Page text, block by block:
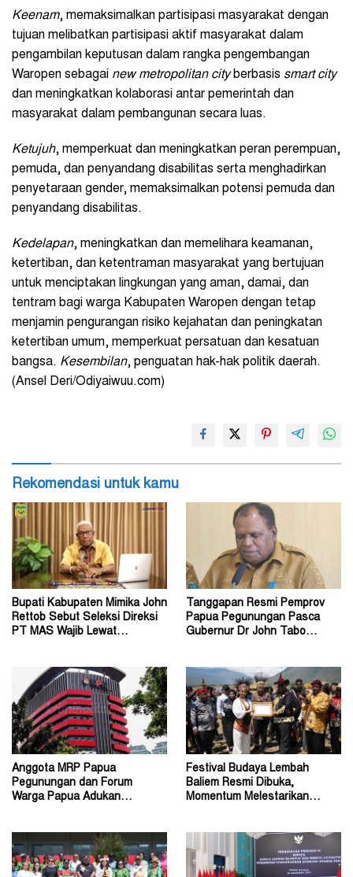
Keenam, memaksimalkan partisipasi masyarakat dengan
tujuan melibatkan partisipasi aktif masyarakat dalam
pengambilan keputusan dalam rangka pengembangan
Waropen sebagai new metropolitan city berbasis smart city
dan meningkatkan kolaborasi antar pemerintah dan
masyarakat dalam pembangunan secara luas.
Ketujuh, memperkuat dan meningkatkan peran perempuan,
pemuda, dan penyandang disabilitas serta menghadirkan
penyetaraan gender, memaksimalkan potensi pemuda dan
penyandang disabilitas.
Kedelapan, meningkatkan dan memelihara keamanan,
ketertiban, dan ketentraman masyarakat yang bertujuan
untuk menciptakan lingkungan yang aman, damai, dan
tentram bagi warga Kabupaten Waropen dengan tetap
menjamin pengurangan risiko kejahatan dan peningkatan
ketertiban umum, memperkuat persatuan dan kesatuan
bangsa. Kesembilan, penguatan hak-hak politik daerah.
(Ansel Deri/Odiyaiwuu.com)
Rekomendasi untuk kamu
Bupati Kabupaten Mimika John
Rettob Sebut Seleksi Direksi
PT MAS Wajib Lewat
Tanggapan Resmi Pemprov
Papua Pegunungan Pasca
Gubernur Dr John Tabo
Anggota MRP Papua
Pegunungan dan Forum
Warga Papua Adukan
Festival Budaya Lembah
Baliem Resmi Dibuka,
Momentum Melestarikan